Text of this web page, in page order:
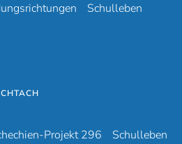
Schulleben
Projekt 296
Schulleben